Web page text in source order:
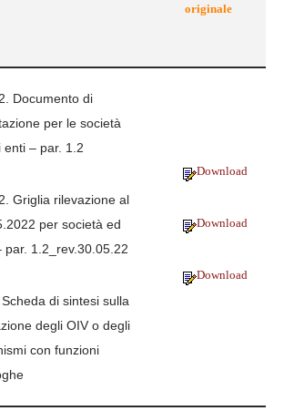
originale
Documento di
per le società
enti – par. 1.2
Griglia rilevazione al
per società ed
par. 1.2_rev.30.05.22
di sintesi sulla
degli OIV o degli
con funzioni
Download
Download
Download